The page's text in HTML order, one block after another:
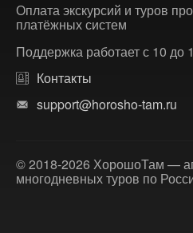
Оплата экскурсий и туров
платёжных систем
Поддержка работает с 10 до
Контакты
support@horosho-tam.ru
© 2018-2026 ХорошоТам —
многодневных туров по